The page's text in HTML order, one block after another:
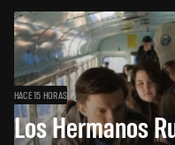
HACE 15 HORAS
Los Hermanos